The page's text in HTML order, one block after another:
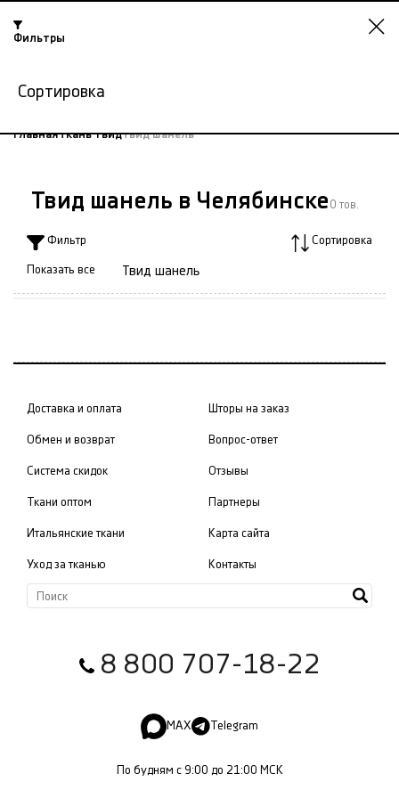
Челябинск
-15% на ткани по промокоду NY15
ГлавнаяТкань твидТвид шанель
Твид шанель в Челябинске 0 тов.
Фильтр Сортировка
Показать все Твид шанель
Фильтры
Сортировка
Доставка и оплата
Обмен и возврат
Система скидок
Ткани оптом
Итальянские ткани
Уход за тканью
Шторы на заказ
Вопрос-ответ
Отзывы
Партнеры
Карта сайта
Контакты
8 800 707-18-22
MAX Telegram
По будням с 9:00 до 21:00 МСК